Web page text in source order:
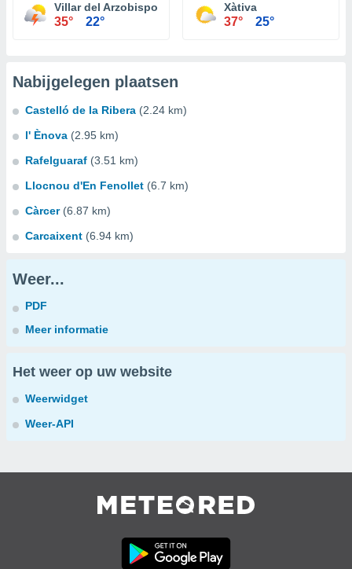
Villar del Arzobispo
35° 22°
Xàtiva
37° 25°
Nabijgelegen plaatsen
Castelló de la Ribera (2.24 km)
l' Ènova (2.95 km)
Rafelguaraf (3.51 km)
Llocnou d'En Fenollet (6.7 km)
Càrcer (6.87 km)
Carcaixent (6.94 km)
Weer...
PDF
Meer informatie
Het weer op uw website
Weerwidget
Weer-API